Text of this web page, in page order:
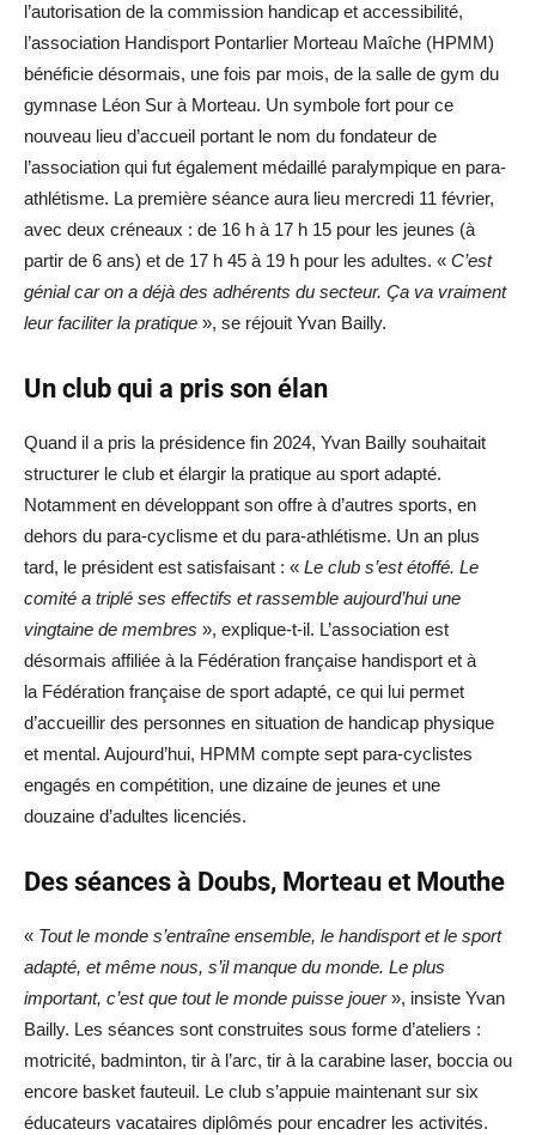
l’autorisation de la commission handicap et accessibilité,
l’association Handisport Pontarlier Morteau Maîche (HPMM)
bénéficie désormais, une fois par mois, de la salle de gym du
gymnase Léon Sur à Morteau. Un symbole fort pour ce
nouveau lieu d’accueil portant le nom du fondateur de
l’association qui fut également médaillé paralympique en para-
athlétisme. La première séance aura lieu mercredi 11 février,
avec deux créneaux : de 16 h à 17 h 15 pour les jeunes (à
partir de 6 ans) et de 17 h 45 à 19 h pour les adultes. « C’est
génial car on a déjà des adhérents du secteur. Ça va vraiment
leur faciliter la pratique », se réjouit Yvan Bailly.
Un club qui a pris son élan
Quand il a pris la présidence fin 2024, Yvan Bailly souhaitait
structurer le club et élargir la pratique au sport adapté.
Notamment en développant son offre à d’autres sports, en
dehors du para-cyclisme et du para-athlétisme. Un an plus
tard, le président est satisfaisant : « Le club s’est étoffé. Le
comité a triplé ses effectifs et rassemble aujourd’hui une
vingtaine de membres », explique-t-il. L’association est
désormais affiliée à la Fédération française handisport et à
la Fédération française de sport adapté, ce qui lui permet
d’accueillir des personnes en situation de handicap physique
et mental. Aujourd’hui, HPMM compte sept para-cyclistes
engagés en compétition, une dizaine de jeunes et une
douzaine d’adultes licenciés.
Des séances à Doubs, Morteau et Mouthe
« Tout le monde s’entraîne ensemble, le handisport et le sport
adapté, et même nous, s’il manque du monde. Le plus
important, c’est que tout le monde puisse jouer», insiste Yvan
Bailly. Les séances sont construites sous forme d’ateliers :
motricité, badminton, tir à l’arc, tir à la carabine laser, boccia ou
encore basket fauteuil. Le club s’appuie maintenant sur six
éducateurs vacataires diplômés pour encadrer les activités.